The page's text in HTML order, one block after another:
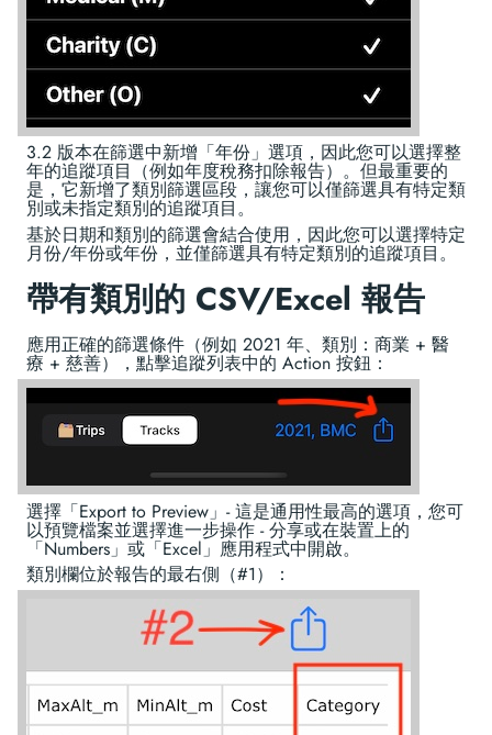
3.2 版本在篩選中新增「年份」選項，因此您可以選擇整
年的追蹤項目（例如年度稅務扣除報告）。但最重要的
是，它新增了類別篩選區段，讓您可以僅篩選具有特定類
別或未指定類別的追蹤項目。
基於日期和類別的篩選會結合使用，因此您可以選擇特定
月份/年份或年份，並僅篩選具有特定類別的追蹤項目。
帶有類別的 CSV/Excel 報告
應用正確的篩選條件（例如 2021 年、類別：商業 + 醫
療 + 慈善），點擊追蹤列表中的 Action 按鈕：
選擇「Export to Preview」- 這是通用性最高的選項，您可
以預覽檔案並選擇進一步操作 - 分享或在裝置上的
「Numbers」或「Excel」應用程式中開啟。
類別欄位於報告的最右側（#1）：